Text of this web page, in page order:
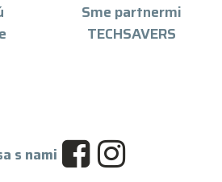
Sme partnermi
TECHSAVERS
s nami